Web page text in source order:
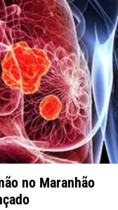
no Maranhão